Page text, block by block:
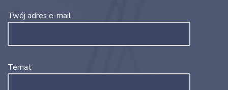
Twój adres e-mail
Temat